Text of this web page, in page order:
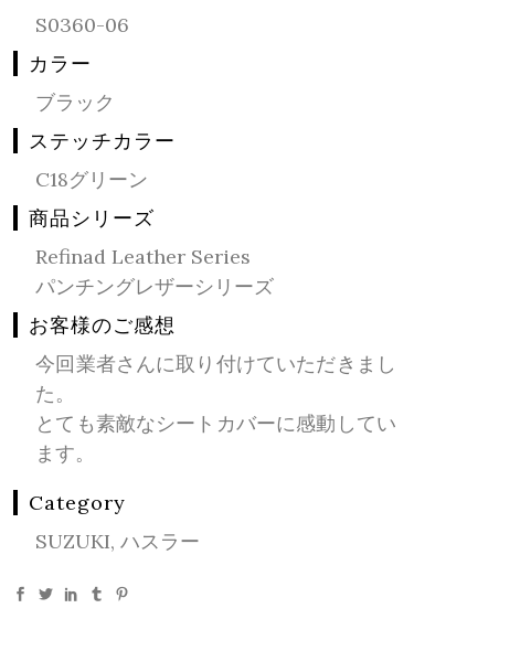
S0360-06
カラー
ブラック
ステッチカラー
C18グリーン
商品シリーズ
Refinad Leather Series
パンチングレザーシリーズ
お客様のご感想
今回業者さんに取り付けていただきまし
た。
とても素敵なシートカバーに感動してい
ます。
Category
SUZUKI, ハスラー